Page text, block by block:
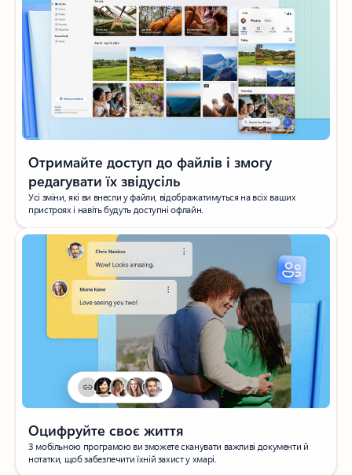
Отримайте доступ до файлів і змогу
редагувати їх звідусіль
Усі зміни, які ви внесли у файли, відображатимуться на всіх ваших
пристроях і навіть будуть доступні офлайн.
Оцифруйте своє життя
З мобільною програмою ви зможете сканувати важливі документи й
нотатки, щоб забезпечити їхній захист у хмарі.